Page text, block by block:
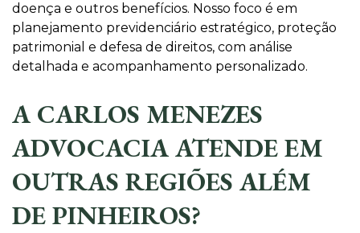
doença e outros benefícios. Nosso foco é em
planejamento previdenciário estratégico, proteção
patrimonial e defesa de direitos, com análise
detalhada e acompanhamento personalizado.
A CARLOS MENEZES
ADVOCACIA ATENDE EM
OUTRAS REGIÕES ALÉM
DE PINHEIROS?